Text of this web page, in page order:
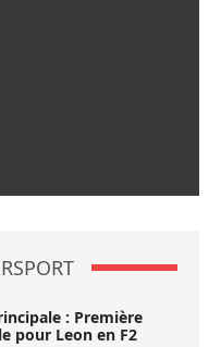
: Première
pour Leon en F2